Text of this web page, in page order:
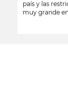
país y las
muy grande en